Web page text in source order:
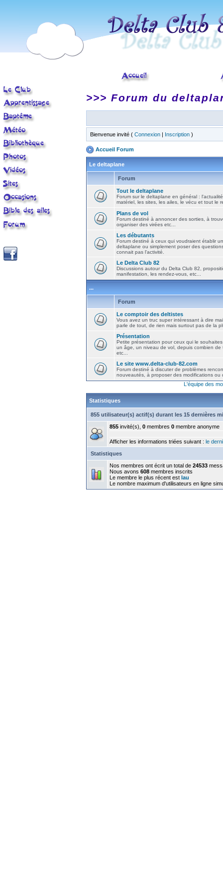
>>> Forum du
Bienvenue invité ( Connexion | Inscription )
Accueil Forum
Le deltaplane
Forum
Tout le deltaplane
Forum sur le deltaplane en général :
matériel, les sites, les ailes, le vécu et tout le
Plans de vol
Forum destiné à annoncer des sorties, à
organiser des virées etc...
Les débutants
Forum destiné à ceux qui voudraient établir
deltaplane ou simplement poser des
connait pas l'activité.
Le Delta Club 82
Discussions autour du Delta Club 82,
manifestation, les rendez-vous, etc...
...
Forum
Le comptoir des deltistes
Vous avez un truc super intéressant à dire
parle de tout, de rien mais surtout pas de la
Présentation
Petite présentation pour ceux qui le
un âge, un niveau de vol, depuis combien de
etc...
Le site www.delta-club-82.com
Forum destiné à discuter de problèmes
nouveautés, à proposer des modifications ou
L'équipe des
Statistiques
855 utilisateur(s) actif(s) durant les 15 dernières
855 invité(s), 0 membres 0 membre anonyme
Afficher les informations triées suivant : le
Statistiques
Nos membres ont écrit un total de 24533
Nous avons 608 membres inscrits
Le membre le plus récent est lau
Le nombre maximum d'utilisateurs en ligne